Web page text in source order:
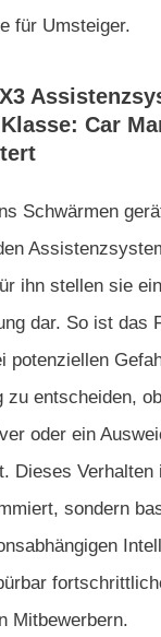
für Umsteiger.
Car
Schwärmen
ihn stellen sie
dar. So ist das
potenziellen
zu entscheiden,
oder ein
Dieses Verhalten
sondern
Mitbewerbern.